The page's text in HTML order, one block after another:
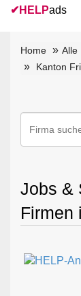
✔ HELPads
Home Alle
Kanton
Jobs &
Firmen